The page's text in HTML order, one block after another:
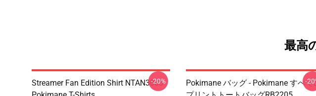
最高
Streamer Fan Edition Shirt NTAN3003
-20%
Pokimane バッグ - Pokimane すべて
-